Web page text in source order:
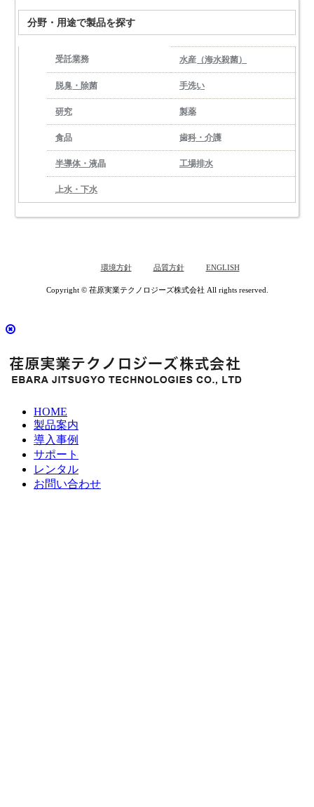
分野・用途で製品を探す
受託業務 水産（海水殺菌）
脱臭・除菌 手洗い
研究 製薬
食品 歯科・介護
半導体・液晶 工場排水
上水・下水
環境方針 品質方針 ENGLISH
Copyright © 荏原実業テクノロジーズ株式会社 All rights reserved.
HOME
製品案内
導入事例
サポート
レンタル
お問い合わせ